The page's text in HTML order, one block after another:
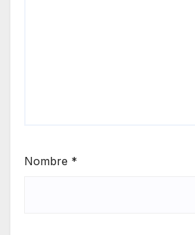
Nombre *